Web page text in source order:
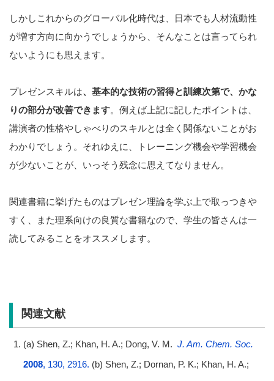
しかしこれからのグローバル化時代は、日本でも人材流動性
が増す方向に向かうでしょうから、そんなことは言ってられ
ないようにも思えます。
プレゼンスキルは、基本的な技術の習得と訓練次第で、かな
りの部分が改善できます。例えば上記に記したポイントは、
講演者の性格やしゃべりのスキルとは全く関係ないことがお
わかりでしょう。それゆえに、トレーニング機会や学習機会
が少ないことが、いっそう残念に思えてなりません。
関連書籍に挙げたものはプレゼン理論を学ぶ上で取っつきや
すく、また理系向けの良質な書籍なので、学生の皆さんは一
読してみることをオススメします。
関連文献
(a) Shen, Z.; Khan, H. A.; Dong, V. M. J. Am. Chem. Soc.
2008, 130, 2916. (b) Shen, Z.; Dornan, P. K.; Khan, H. A.;